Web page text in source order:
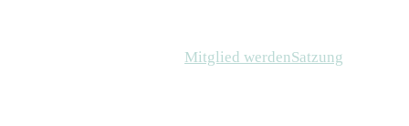
Mitglied werdenSatzung